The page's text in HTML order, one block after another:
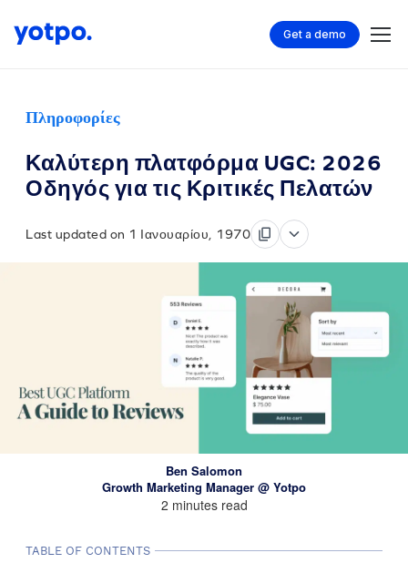
Get a demo
Πληροφορίες
Καλύτερη πλατφόρμα UGC: 2026
Οδηγός για τις Κριτικές Πελατών
Last updated on 1 Ιανουαρίου, 1970
Ben Salomon
Growth Marketing Manager @ Yotpo
2 minutes read
TABLE OF CONTENTS